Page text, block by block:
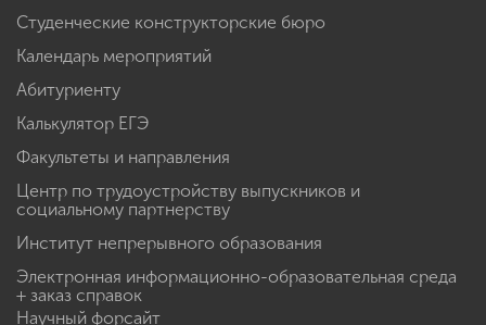
Студенческие конструкторские бюро
Календарь мероприятий
Абитуриенту
Калькулятор ЕГЭ
Факультеты и направления
Центр по трудоустройству выпускников и
социальному партнерству
Институт непрерывного образования
Электронная информационно-образовательная среда
+ заказ справок
Научный форсайт